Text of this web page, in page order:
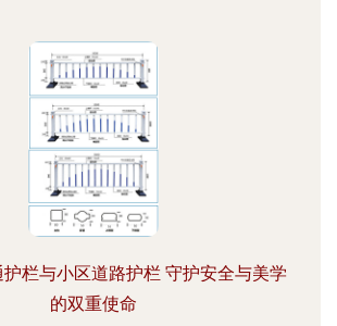
栏与小区道路护栏 守护安全与美学
的双重使命